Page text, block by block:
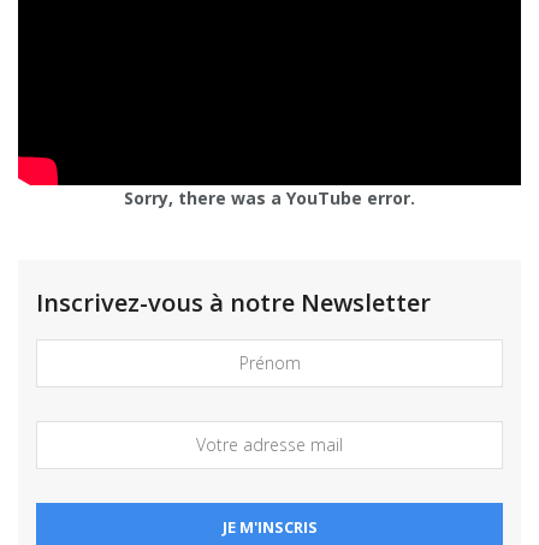
Sorry, there was a YouTube error.
Inscrivez-vous à notre Newsletter